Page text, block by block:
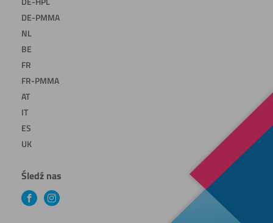
DE-PMMA
NL
BE
FR
FR-PMMA
AT
IT
ES
UK
Śledź nas
FacebookInstagram